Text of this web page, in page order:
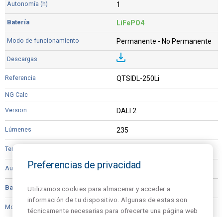
1
LiFePO4
Permanente - No Permanente
QTSIDL-250Li
DALI 2
235
1
LiFePO4
Permanente - No Permanente
Preferencias de privacidad
Utilizamos cookies para almacenar y acceder a
información de tu dispositivo. Algunas de estas son
técnicamente necesarias para ofrecerte una página web